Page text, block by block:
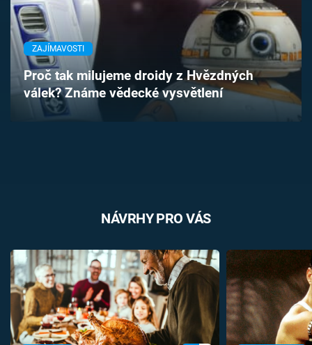
TV Program
Časopis
Sledujte prima+
ZAJÍMAVOSTI
Proč tak milujeme droidy z Hvězdných
válek? Známe vědecké vysvětlení
NÁVRHY PRO VÁS